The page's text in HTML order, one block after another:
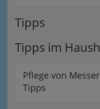
Tipps
Tipps im
Pflege von
Tipps